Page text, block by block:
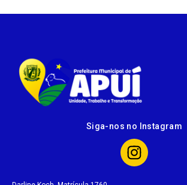
Siga-nos no Instagram